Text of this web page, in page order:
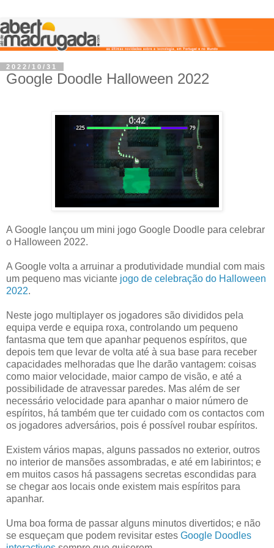
2022/10/31
Google Doodle Halloween 2022
A Google lançou um mini jogo Google Doodle para celebrar
o Halloween 2022.
A Google volta a arruinar a produtividade mundial com mais
um pequeno mas viciante jogo de celebração do Halloween
2022.
Neste jogo multiplayer os jogadores são divididos pela
equipa verde e equipa roxa, controlando um pequeno
fantasma que tem que apanhar pequenos espíritos, que
depois tem que levar de volta até à sua base para receber
capacidades melhoradas que lhe darão vantagem: coisas
como maior velocidade, maior campo de visão, e até a
possibilidade de atravessar paredes. Mas além de ser
necessário velocidade para apanhar o maior número de
espíritos, há também que ter cuidado com os contactos com
os jogadores adversários, pois é possível roubar espíritos.
Existem vários mapas, alguns passados no exterior, outros
no interior de mansões assombradas, e até em labirintos; e
em muitos casos há passagens secretas escondidas para
se chegar aos locais onde existem mais espíritos para
apanhar.
Uma boa forma de passar alguns minutos divertidos; e não
se esqueçam que podem revisitar estes Google Doodles